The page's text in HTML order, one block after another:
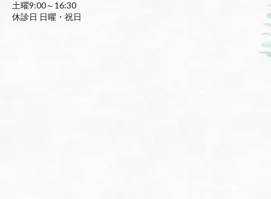
土曜9:00～16:30
休診日 日曜・祝日